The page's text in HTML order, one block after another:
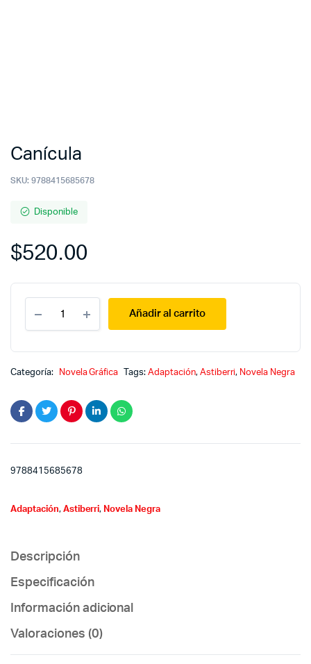
Canícula
SKU: 9788415685678
Disponible
$520.00
quantity
Añadir al carrito
Categoría: Novela Gráfica Tags:Adaptación, Astiberri, Novela Negra
9788415685678
Adaptación, Astiberri, Novela Negra
Descripción
Especificación
Información adicional
Valoraciones (0)